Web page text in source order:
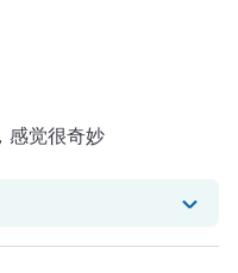
感觉很奇妙
对 肖永军 的评论作出回复